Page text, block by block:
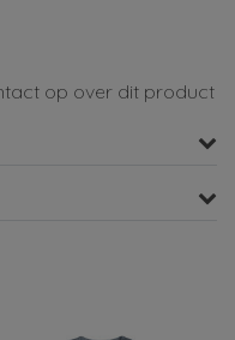
op over dit product